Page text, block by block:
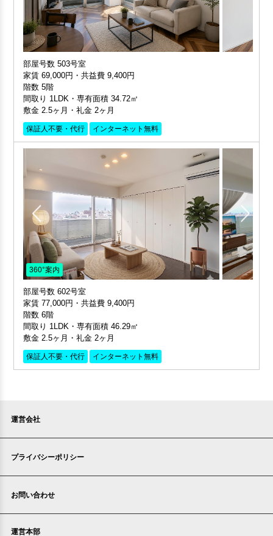
部屋号数 503号室
家賃 69,000円・共益費 9,400円
階数 5階
間取り 1LDK・専有面積 34.72㎡
敷金 2.5ヶ月・礼金 2ヶ月
保証人不要・代行 インターネット無料
360°案内
部屋号数 602号室
家賃 77,000円・共益費 9,400円
階数 6階
間取り 1LDK・専有面積 46.29㎡
敷金 2.5ヶ月・礼金 2ヶ月
保証人不要・代行 インターネット無料
運営会社
プライバシーポリシー
お問い合わせ
運営本部